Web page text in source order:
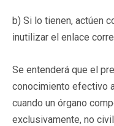
b) Si lo tienen, actúen
inutilizar el enlace
Se entenderá que el
conocimiento efectivo
cuando un órgano
exclusivamente, no